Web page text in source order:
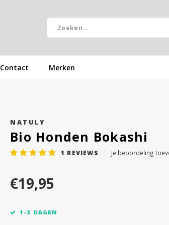
Contact Merken
NATULY
Bio Honden Bokashi
1 REVIEWS Je beoordeling
€19,95
1-3 DAGEN